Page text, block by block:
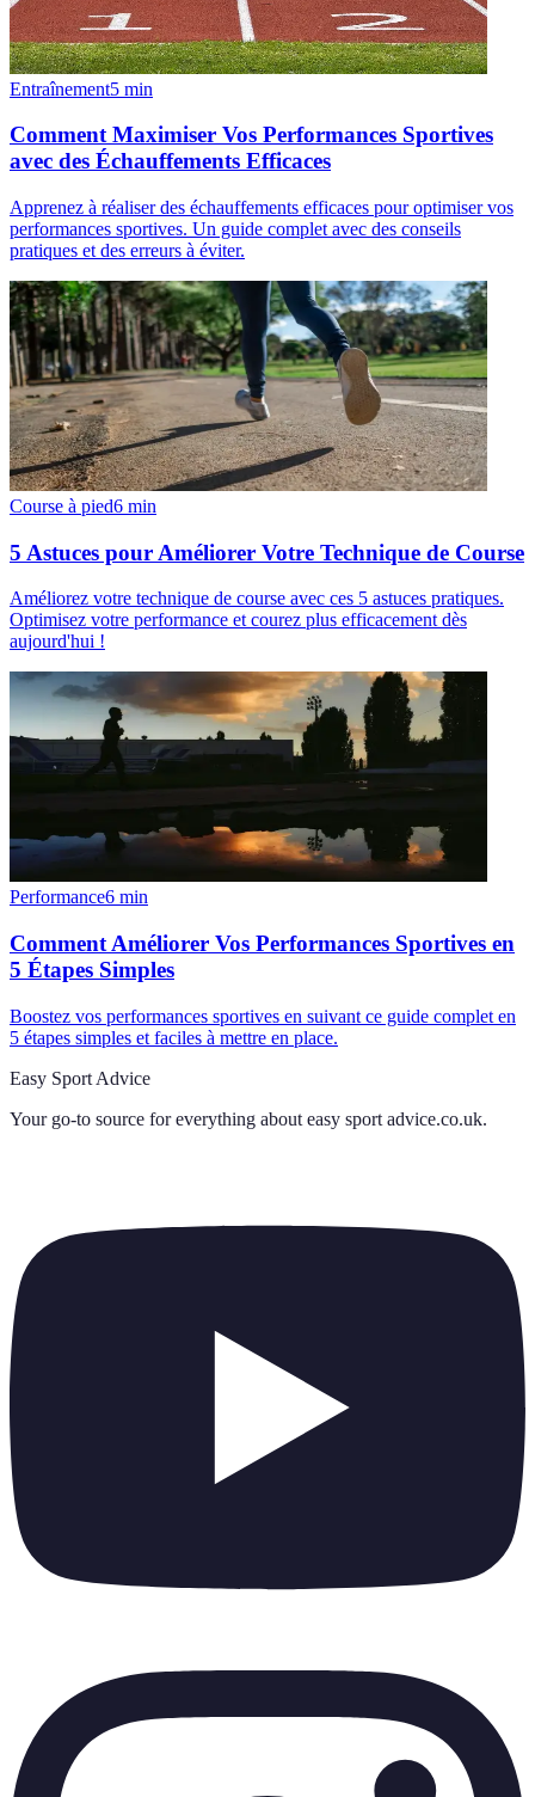
Entraînement5 min
Comment Maximiser Vos Performances Sportives
avec des Échauffements Efficaces
Apprenez à réaliser des échauffements efficaces pour optimiser vos
performances sportives. Un guide complet avec des conseils
pratiques et des erreurs à éviter.
Course à pied6 min
5 Astuces pour Améliorer Votre Technique de Course
Améliorez votre technique de course avec ces 5 astuces pratiques.
Optimisez votre performance et courez plus efficacement dès
aujourd'hui !
Performance6 min
Comment Améliorer Vos Performances Sportives en
5 Étapes Simples
Boostez vos performances sportives en suivant ce guide complet en
5 étapes simples et faciles à mettre en place.
Easy Sport Advice
Your go-to source for everything about easy sport advice.co.uk.